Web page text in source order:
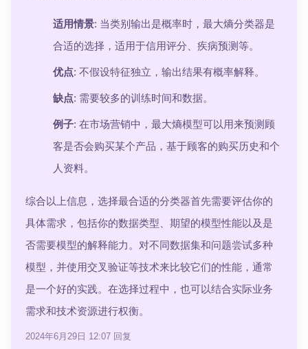
适用情景: 当类别输出是概率时，最大熵分类器是
合适的选择，适用于信用评分、疾病预测等。
优点: 不假设特征独立，输出结果有概率解释。
缺点: 需要较多的训练时间和数据。
例子: 在市场营销中，最大熵模型可以用来预测顾
客是否会购买某个产品，基于顾客的购买历史和个
人资料。
综合以上信息，选择最合适的分类器首先需要评估你的
具体需求，包括你的数据类型、期望的模型性能以及是
否需要模型的解释能力。对不同数据集和问题尝试多种
模型，并使用交叉验证等技术来比较它们的性能，通常
是一个好的实践。在选择过程中，也可以结合实际业务
需求和技术资源进行权衡。
2024年6月29日 12:07 回复